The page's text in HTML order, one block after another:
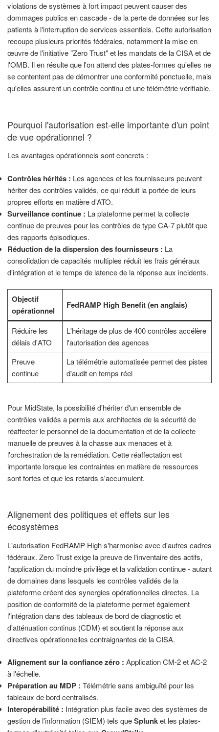
violations de systèmes à fort impact peuvent causer des
dommages publics en cascade - de la perte de données sur les
patients à l'interruption de services essentiels. Cette autorisation
recoupe plusieurs priorités fédérales, notamment la mise en
œuvre de l'initiative "Zero Trust" et les mandats de la CISA et de
l'OMB. Il en résulte que l'on attend des plates-formes qu'elles ne
se contentent pas de démontrer une conformité ponctuelle, mais
qu'elles assurent un contrôle continu et une télémétrie vérifiable.
Pourquoi l'autorisation est-elle importante d'un point
de vue opérationnel ?
Les avantages opérationnels sont concrets :
Contrôles hérités : Les agences et les fournisseurs peuvent
hériter des contrôles validés, ce qui réduit la portée de leurs
propres efforts en matière d'ATO.
Surveillance continue : La plateforme permet la collecte
continue de preuves pour les contrôles de type CA-7 plutôt que
des rapports épisodiques.
Réduction de la dispersion des fournisseurs : La
consolidation de capacités multiples réduit les frais généraux
d'intégration et le temps de latence de la réponse aux incidents.
Objectif
opérationnel
FedRAMP High Benefit (en anglais)
Réduire les
délais d'ATO
L'héritage de plus de 400 contrôles accélère
l'autorisation des agences
Preuve
continue
La télémétrie automatisée permet des pistes
d'audit en temps réel
Pour MidState, la possibilité d'hériter d'un ensemble de
contrôles validés a permis aux architectes de la sécurité de
réaffecter le personnel de la documentation et de la collecte
manuelle de preuves à la chasse aux menaces et à
l'orchestration de la remédiation. Cette réaffectation est
importante lorsque les contraintes en matière de ressources
sont fortes et que les retards s'accumulent.
Alignement des politiques et effets sur les
écosystèmes
L'autorisation FedRAMP High s'harmonise avec d'autres cadres
fédéraux. Zero Trust exige la preuve de l'inventaire des actifs,
l'application du moindre privilège et la validation continue - autant
de domaines dans lesquels les contrôles validés de la
plateforme créent des synergies opérationnelles directes. La
position de conformité de la plateforme permet également
l'intégration dans des tableaux de bord de diagnostic et
d'atténuation continus (CDM) et soutient la réponse aux
directives opérationnelles contraignantes de la CISA.
Alignement sur la confiance zéro : Application CM-2 et AC-2
à l'échelle.
Préparation au MDP : Télémétrie sans ambiguïté pour les
tableaux de bord centralisés.
Interopérabilité : Intégration plus facile avec des systèmes de
gestion de l'information (SIEM) tels queSplunket les plates-